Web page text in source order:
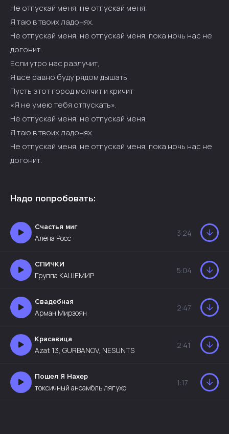
Не отпускай меня, не отпускай меня.
Я таю в твоих ладонях.
Не отпускай меня, не отпускай меня, пока ночь нас не
догонит.
Если утро нас разлучит,
Я всё равно буду рядом дышать.
Пусть этот город молчит и кричит:
«Я не умею тебя отпускать».
Не отпускай меня, не отпускай меня.
Я таю в твоих ладонях.
Не отпускай меня, не отпускай меня, пока ночь нас не
догонит.
Надо попробовать:
Счастья миг
Алёна Росс
3:24
СПИЧКИ
Группа КАШЕМИР
5:04
Свадебная
Арман Мирзоян
2:47
Красавица
Azat 13, GURBANOV, NESUNTS
2:41
Пошел Я Нахер
токсичный ансамбль лягухо
1:17